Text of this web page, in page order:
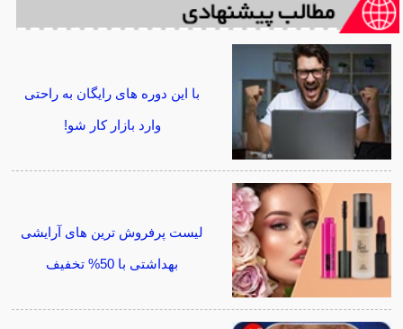
با این دوره های رایگان به راحتی
وارد بازار کار شو!
لیست پرفروش ترین های آرایشی
بهداشتی با 50% تخفیف